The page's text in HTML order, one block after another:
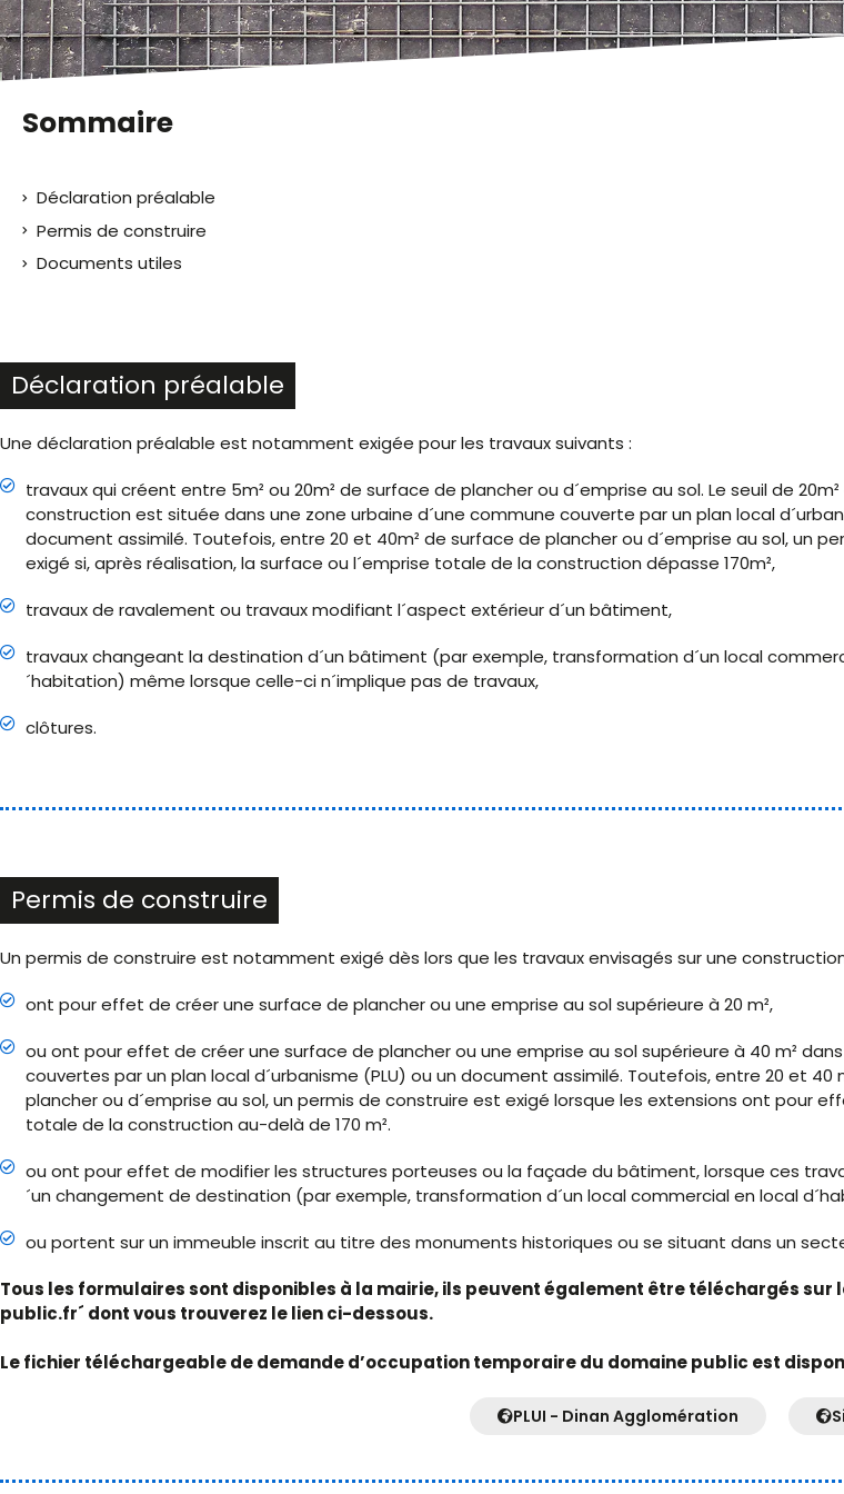
qui
utilisent
un
d'écran ;
Ctrl-
F10
ouvrir
Sommaire
Déclaration préalable
Permis de construire
Documents utiles
Déclaration préalable
Une déclaration préalable est notamment exigée pour les travaux suivants :
travaux qui créent entre 5m² ou 20m² de surface de plancher ou d´emprise au sol. Le seuil de
construction est située dans une zone urbaine d´une commune couverte par un plan local
document assimilé. Toutefois, entre 20 et 40m² de surface de plancher ou d´emprise au sol, un
exigé si, après réalisation, la surface ou l´emprise totale de la construction dépasse 170m²,
travaux de ravalement ou travaux modifiant l´aspect extérieur d´un bâtiment,
travaux changeant la destination d´un bâtiment (par exemple, transformation d´un local
´habitation) même lorsque celle-ci n´implique pas de travaux,
clôtures.
Permis de construire
Un permis de construire est notamment exigé dès lors que les travaux envisagés sur une
ont pour effet de créer une surface de plancher ou une emprise au sol supérieure à 20 m²,
ou ont pour effet de créer une surface de plancher ou une emprise au sol supérieure à 40 m²
couvertes par un plan local d´urbanisme (PLU) ou un document assimilé. Toutefois, entre 20 et 40
plancher ou d´emprise au sol, un permis de construire est exigé lorsque les extensions ont pour
totale de la construction au-delà de 170 m².
ou ont pour effet de modifier les structures porteuses ou la façade du bâtiment, lorsque ces
´un changement de destination (par exemple, transformation d´un local commercial en local
ou portent sur un immeuble inscrit au titre des monuments historiques ou se situant dans un
Tous les formulaires sont disponibles à la mairie, ils peuvent également être téléchargés sur
public.fr´ dont vous trouverez le lien ci-dessous.
Le fichier téléchargeable de demande d’occupation temporaire du domaine public est
PLUI - Dinan Agglomération